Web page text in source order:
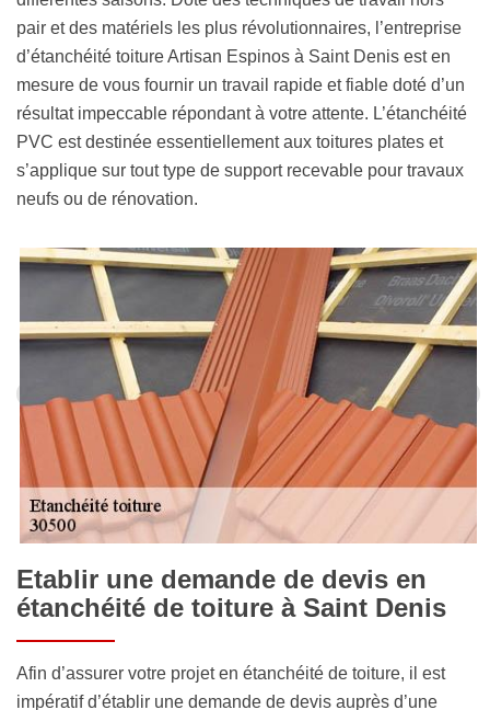
pair et des matériels les plus révolutionnaires, l’entreprise
d’étanchéité toiture Artisan Espinos à Saint Denis est en
mesure de vous fournir un travail rapide et fiable doté d’un
résultat impeccable répondant à votre attente. L’étanchéité
PVC est destinée essentiellement aux toitures plates et
s’applique sur tout type de support recevable pour travaux
neufs ou de rénovation.
Etablir une demande de devis en
étanchéité de toiture à Saint Denis
Afin d’assurer votre projet en étanchéité de toiture, il est
impératif d’établir une demande de devis auprès d’une